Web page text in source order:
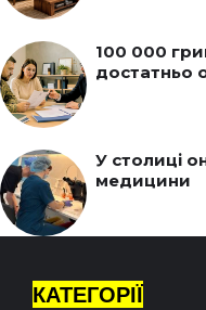
100 000
достатньо
У столиці
медицини
КАТЕГОРІЇ